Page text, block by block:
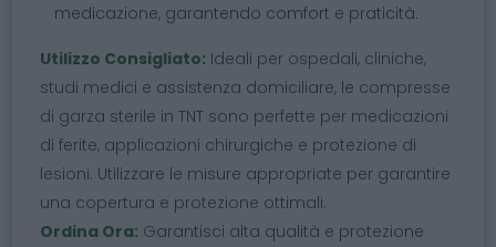
medicazione, garantendo comfort e praticità.
Utilizzo Consigliato: Ideali per ospedali, cliniche,
studi medici e assistenza domiciliare, le compresse
di garza sterile in TNT sono perfette per medicazioni
di ferite, applicazioni chirurgiche e protezione di
lesioni. Utilizzare le misure appropriate per garantire
una copertura e protezione ottimali.
Ordina Ora: Garantisci alta qualità e protezione